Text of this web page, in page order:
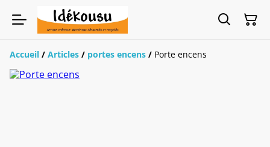
Accueil / Articles / portes encens / Porte encens